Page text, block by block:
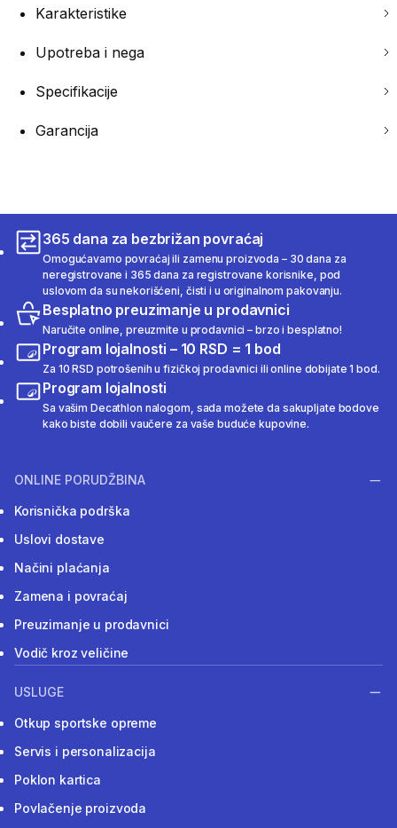
Karakteristike
Upotreba i nega
Specifikacije
Garancija
365 dana za bezbrižan povraćaj
Omogućavamo povraćaj ili zamenu proizvoda – 30 dana za
neregistrovane i 365 dana za registrovane korisnike, pod
uslovom da su nekorišćeni, čisti i u originalnom pakovanju.
Besplatno preuzimanje u prodavnici
Naručite online, preuzmite u prodavnici – brzo i besplatno!
Program lojalnosti – 10 RSD = 1 bod
Za 10 RSD potrošenih u fizičkoj prodavnici ili online dobijate 1 bod.
Program lojalnosti
Sa vašim Decathlon nalogom, sada možete da sakupljate bodove
kako biste dobili vaučere za vaše buduće kupovine.
ONLINE PORUDŽBINA
Korisnička podrška
Uslovi dostave
Načini plaćanja
Zamena i povraćaj
Preuzimanje u prodavnici
Vodič kroz veličine
USLUGE
Otkup sportske opreme
Servis i personalizacija
Poklon kartica
Povlačenje proizvoda